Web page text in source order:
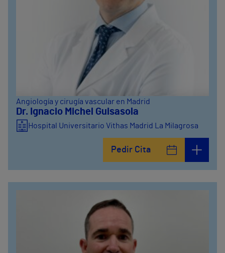
Angiología y cirugía vascular en Madrid
Dr. Ignacio Michel Guisasola
Hospital Universitario Vithas Madrid La Milagrosa
Pedir Cita